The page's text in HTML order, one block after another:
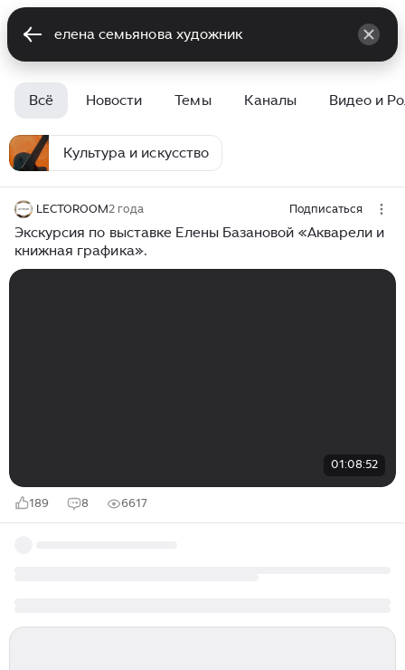
Всё Новости Темы Каналы Видео и
Культура и искусство
LECTOROOM2 года Подписаться
Экскурсия по выставке Елены Базановой «Акварели и
книжная графика».
01:08:52
189 8 6617